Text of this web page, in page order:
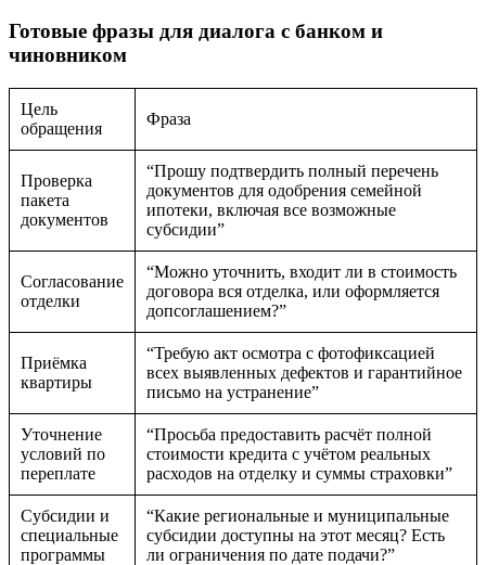
Готовые фразы для диалога с банком и
чиновником
Цель
обращения
Фраза
Проверка
пакета
документов
“Прошу подтвердить полный перечень
документов для одобрения семейной
ипотеки, включая все возможные
субсидии”
Согласование
отделки
“Можно уточнить, входит ли в стоимость
договора вся отделка, или оформляется
допсоглашением?”
Приёмка
квартиры
“Требую акт осмотра с фотофиксацией
всех выявленных дефектов и гарантийное
письмо на устранение”
Уточнение
условий по
переплате
“Просьба предоставить расчёт полной
стоимости кредита с учётом реальных
расходов на отделку и суммы страховки”
Субсидии и
специальные
программы
“Какие региональные и муниципальные
субсидии доступны на этот месяц? Есть
ли ограничения по дате подачи?”